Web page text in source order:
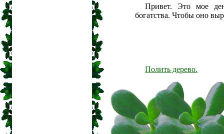
Привет. Это мое
богатства. Чтобы оно
Полить дерево.